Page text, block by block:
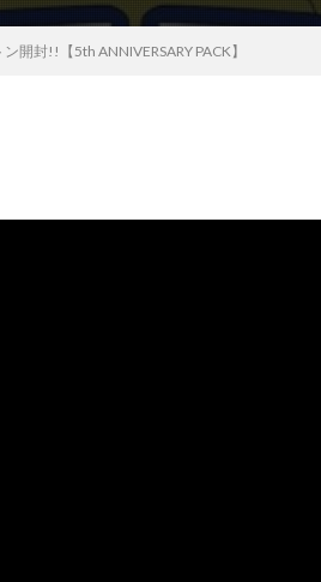
開封!!【5th ANNIVERSARY PACK】